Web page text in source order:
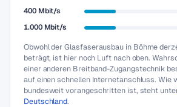
400 Mbit/s
1.000 Mbit/s
Obwohl der Glasfaserausbau in Böhme
beträgt, ist hier noch Luft nach oben.
einer anderen Breitband-Zugangstechnik
auf einen schnellen Internetanschluss. Wie
bundesweit vorangeschritten ist, steht
Deutschland.